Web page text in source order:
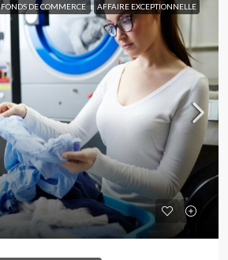
FONDS DE COMMERCE AFFAIRE EXCEPTIONNELLE